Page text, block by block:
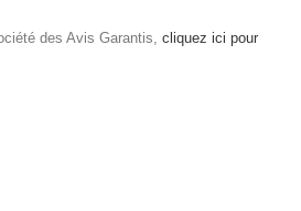
des Avis Garantis, cliquez ici pour